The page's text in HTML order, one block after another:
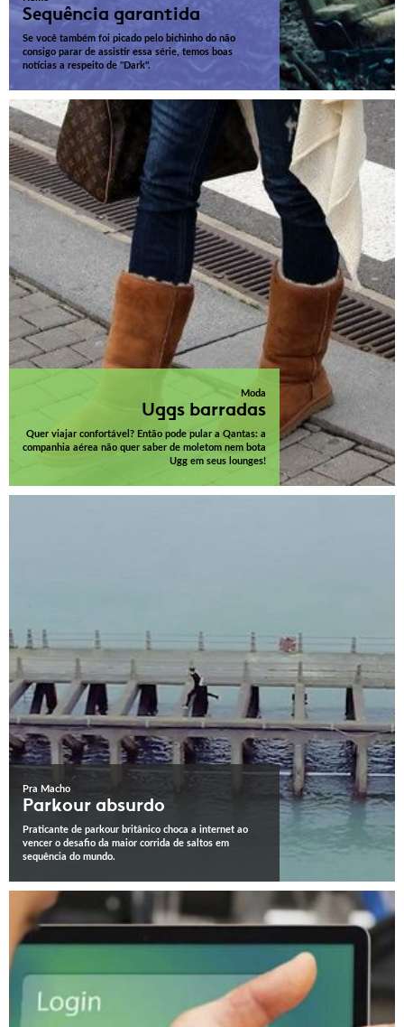
Sequência garantida
Se você também foi picado pelo bichinho do não
consigo parar de assistir essa série, temos boas
notícias a respeito de "Dark".
Moda
Uggs barradas
Quer viajar confortável? Então pode pular a Qantas: a
companhia aérea não quer saber de moletom nem bota
Ugg em seus lounges!
Pra Macho
Parkour absurdo
Praticante de parkour britânico choca a internet ao
vencer o desafio da maior corrida de saltos em
sequência do mundo.